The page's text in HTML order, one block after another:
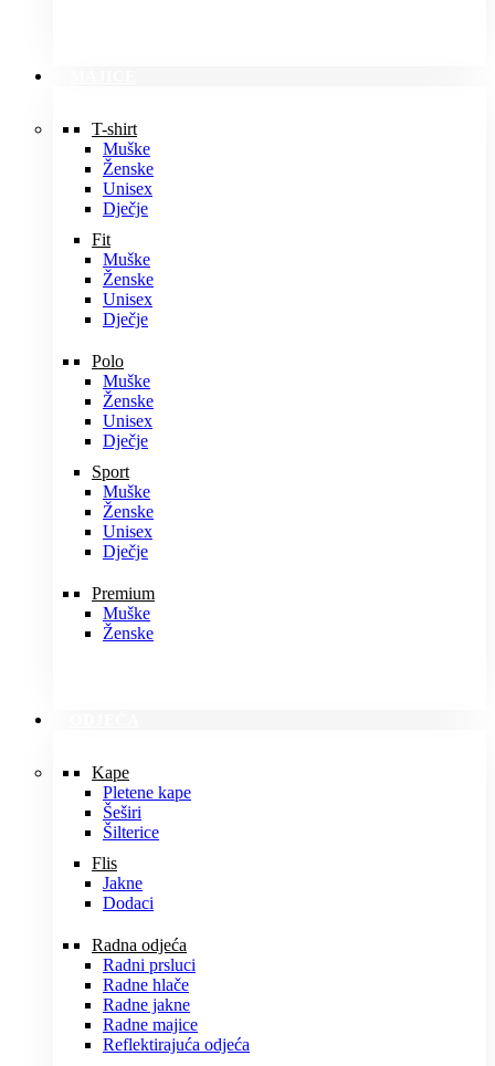
T-shirt
Muške
Ženske
Unisex
Dječje
Fit
Muške
Ženske
Unisex
Dječje
Polo
Muške
Ženske
Unisex
Dječje
Sport
Muške
Ženske
Unisex
Dječje
Premium
Muške
Ženske
Kape
Pletene kape
Šeširi
Šilterice
Flis
Jakne
Dodaci
Radna odjeća
Radni prsluci
Radne hlače
Radne jakne
Radne majice
Reflektirajuća odjeća